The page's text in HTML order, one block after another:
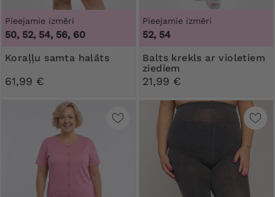
Pieejamie izmēri
50, 52, 54, 56, 60
Koraļļu samta halāts
61,99 €
Pieejamie izmēri
52, 54
Balts krekls ar violetiem
ziediem
21,99 €